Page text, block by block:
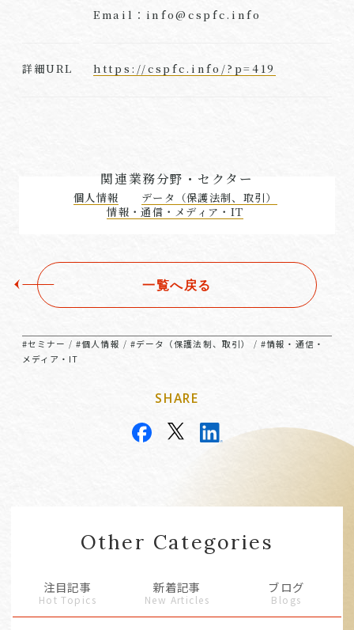
Email：info@cspfc.info
詳細URL https://cspfc.info/?p=419
関連業務分野・セクター
個人情報
データ（保護法制、取引）
情報・通信・メディア・IT
一覧へ戻る
#セミナー /#個人情報 / #データ（保護法制、取引） /#情報・通信・
メディア・IT
SHARE
Other Categories
注目記事
Hot Topics
新着記事
New Articles
ブログ
Blogs